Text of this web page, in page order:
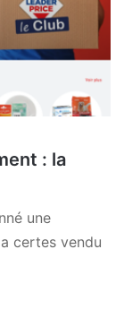
: la
une
certes vendu